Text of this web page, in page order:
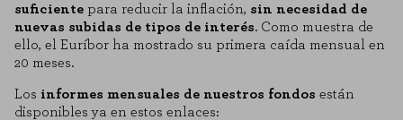
suficiente para reducir la inflación, sin necesidad de
nuevas subidas de tipos de interés. Como muestra de
ello, el Euríbor ha mostrado su primera caída mensual en
20 meses.
Los informes mensuales de nuestros fondos están
disponibles ya en estos enlaces: